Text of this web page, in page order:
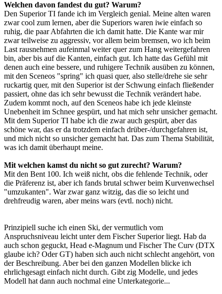
Welchen davon fandest du gut? Warum?
Den Superior TI fande ich im Vergleich genial. Meine alten waren
zwar cool zum lernen, aber die Superiors waren iwie einfach so
ruhig, die paar Abfahrten die ich damit hatte. Die Kante war mir
zwar teilweise zu aggressiv, vor allem beim bremsen, wo ich beim
Last rausnehmen aufeinmal weiter quer zum Hang weitergefahren
bin, aber bis auf die Kanten, einfach gut. Ich hatte das Gefühl mit
denen auch eine bessere, und ruhigere Technik ausüben zu können,
mit den Sceneos "spring" ich quasi quer, also stelle/drehe sie sehr
ruckartig quer, mit den Superior ist der Schwung einfach fließender
passiert, ohne das ich sehr bewusst die Technik verändert habe.
Zudem kommt noch, auf den Sceneos habe ich jede kleinste
Unebenheit im Schnee gespürt, und hat mich sehr unsicher gemacht.
Mit dem Superior TI habe ich die zwar auch gespürt, aber das
schöne war, das er da trotzdem einfach drüber-/durchgefahren ist,
und mich nicht so unsicher gemacht hat. Das zum Thema Stabilität,
was ich damit überhaupt meine.
Mit welchen kamst du nicht so gut zurecht? Warum?
Mit den Bent 100. Ich weiß nicht, obs die fehlende Technik, oder
die Präferenz ist, aber ich fands brutal schwer beim Kurvenwechsel
"umzukanten". War zwar ganz witzig, das die so leicht und
drehfreudig waren, aber meins wars (evtl. noch) nicht.
Prinzipiell suche ich einen Ski, der vermutlich vom
Anspruchsniveau leicht unter dem Fischer Superior liegt. Hab da
auch schon geguckt, Head e-Magnum und Fischer The Curv (DTX
glaube ich? Oder GT) haben sich auch nicht schlecht angehört, von
der Beschreibung. Aber bei den ganzen Modellen blicke ich
ehrlichgesagt einfach nicht durch. Gibt zig Modelle, und jedes
Modell hat dann auch nochmal eine Unterkategorie...